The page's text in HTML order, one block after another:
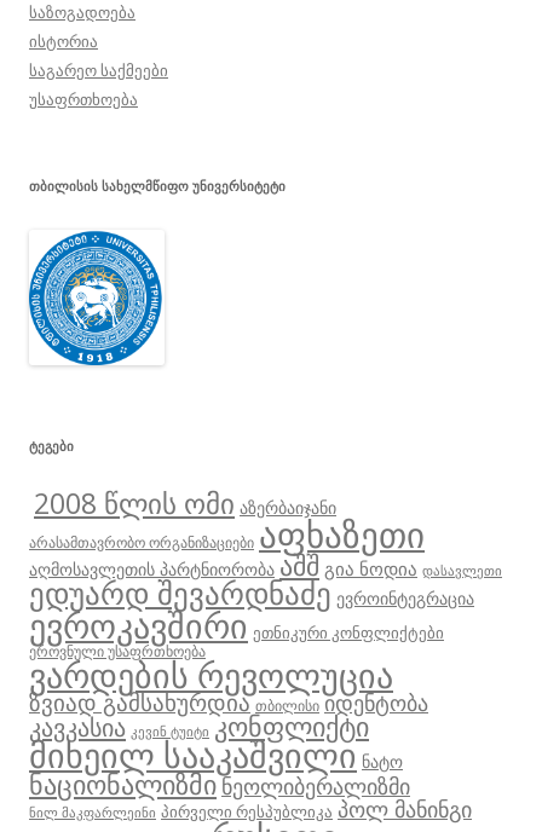
საზოგადოება
ისტორია
საგარეო საქმეები
უსაფრთხოება
ᲗᲑᲘᲚᲘᲡᲘᲡ ᲡᲐᲮᲔᲚᲛᲬᲘᲤᲝ ᲣᲜᲘᲕᲔᲠᲡᲘᲢᲔᲢᲘ
ᲢᲔᲒᲔᲑᲘ
2008 წლის ომი აზერბაიჯანი
არასამთავრობო ორგანიზაციები აფხაზეთი
აღმოსავლეთის პარტნიორობა აშშ გია ნოდია დასავლეთი
ედუარდ შევარდნაძე ევროინტეგრაცია
ევროკავშირი ეთნიკური კონფლიქტები
ეროვნული უსაფრთხოება
ვარდების რევოლუცია
ზვიად გამსახურდია თბილისი იდენტობა
კავკასია კევინ ტუიტი კონფლიქტი
მიხეილ სააკაშვილი ნატო
ნაციონალიზმინეოლიბერალიზმი
ნილ მაკფარლეინი პირველი რესპუბლიკა პოლ მანინგი